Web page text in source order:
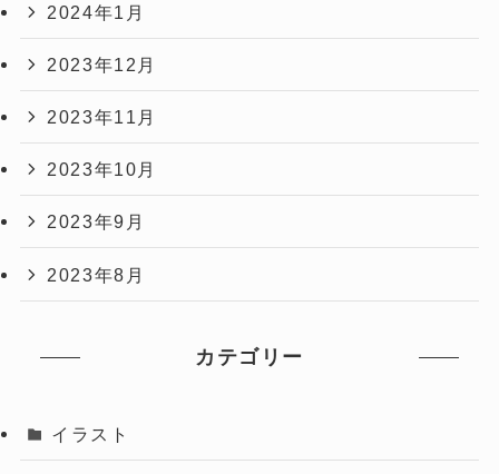
2024年1月
2023年12月
2023年11月
2023年10月
2023年9月
2023年8月
カテゴリー
イラスト